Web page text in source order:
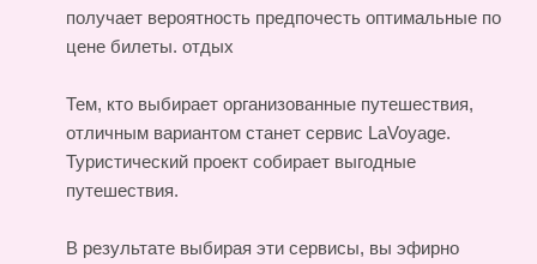
получает вероятность предпочесть оптимальные по
цене билеты. отдых
Тем, кто выбирает организованные путешествия,
отличным вариантом станет сервис LaVoyage.
Туристический проект собирает выгодные
путешествия.
В результате выбирая эти сервисы, вы эфирно